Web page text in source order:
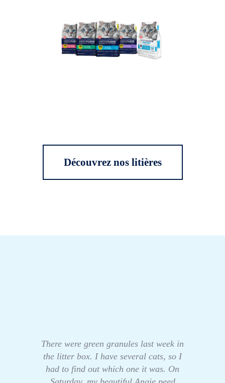
Découvrez nos litières
There were green granules last week in
the litter box. I have several cats, so I
had to find out which one it was. On